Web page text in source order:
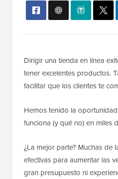
Dirigir una tienda en línea
tener excelentes productos.
facilitar que los clientes te
Hemos tenido la
funciona (y qué no) en miles
¿La mejor parte? Muchas de
efectivas para aumentar las
gran presupuesto ni